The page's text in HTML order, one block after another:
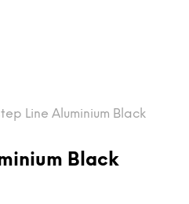
Line Aluminium Black
Black